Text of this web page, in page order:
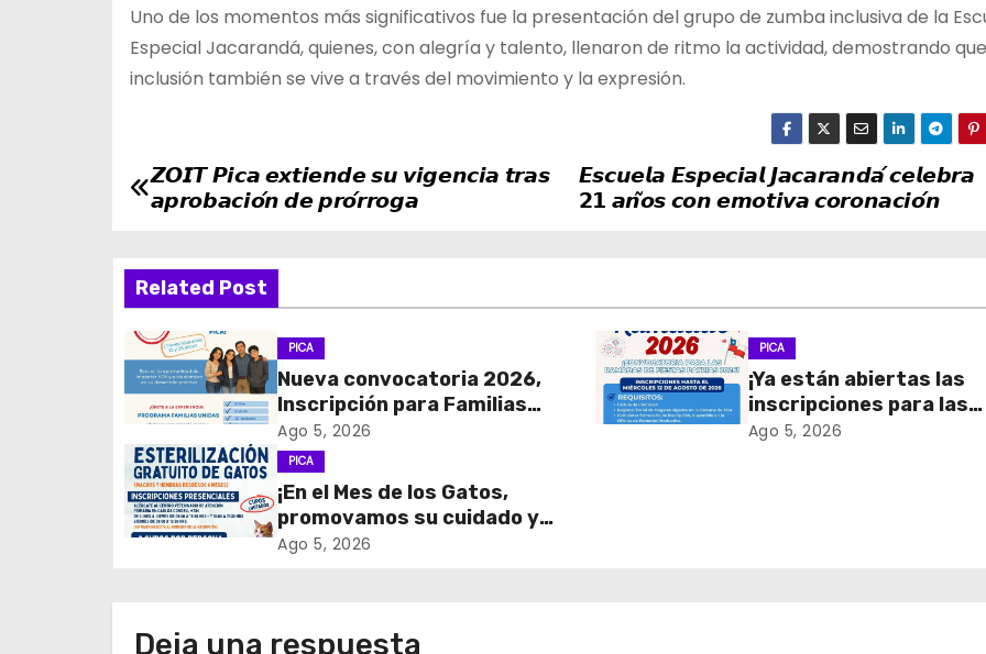
Uno de los momentos más significativos fue la presentación del grupo de zumba inclusiva de la
Especial Jacarandá, quienes, con alegría y talento, llenaron de ritmo la actividad, demostrando
inclusión también se vive a través del movimiento y la expresión.
N
v
e
g
a
c
i
𝙀𝙨𝙘𝙪𝙚𝙡𝙖 𝙀𝙨𝙥𝙚𝙘𝙞𝙖𝙡 𝙅𝙖𝙘𝙖𝙧𝙖𝙣𝙙𝙖́ 𝙘𝙚𝙡𝙚𝙗𝙧𝙖
𝟮𝟭 𝙖𝙣̃𝙤𝙨 𝙘𝙤𝙣 𝙚𝙢𝙤𝙩𝙞𝙫𝙖 𝙘𝙤𝙧𝙤𝙣𝙖𝙘𝙞𝙤́𝙣
𝙕𝙊𝙄𝙏 𝙋𝙞𝙘𝙖 𝙚𝙭𝙩𝙞𝙚𝙣𝙙𝙚 𝙨𝙪 𝙫𝙞𝙜𝙚𝙣𝙘𝙞𝙖 𝙩𝙧𝙖𝙨
𝙖𝙥𝙧𝙤𝙗𝙖𝙘𝙞𝙤́𝙣 𝙙𝙚 𝙥𝙧𝙤́𝙧𝙧𝙤𝙜𝙖
Related Post
PICA
Nueva convocatoria 2026,
Inscripción para Familias
Unidas
Ago 5, 2026
PICA
¡Ya están abiertas las
inscripciones para las
Ramadas de Fiestas
Ago 5, 2026
PICA
¡En el Mes de los Gatos,
promovamos su cuidado y
tenencia responsable!
Ago 5, 2026
Deja una respuesta